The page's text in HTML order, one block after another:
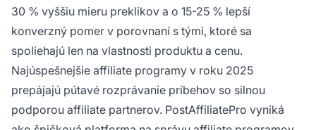
30 % vyššiu mieru preklikov a o 15-25 % lepší
konverzný pomer v porovnaní s tými, ktoré sa
spoliehajú len na vlastnosti produktu a cenu.
Najúspešnejšie affiliate programy v roku 2025
prepájajú pútavé rozprávanie príbehov so silnou
podporou affiliate partnerov. PostAffiliatePro vyniká